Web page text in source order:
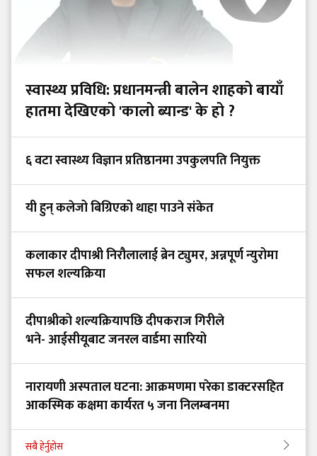
स्वास्थ्य प्रविधि: प्रधानमन्त्री बालेन शाहको बायाँ
हातमा देखिएको 'कालो ब्यान्ड' के हो ?
६ वटा स्वास्थ्य विज्ञान प्रतिष्ठानमा उपकुलपति नियुक्त
यी हुन् कलेजो बिग्रिएको थाहा पाउने संकेत
कलाकार दीपाश्री निरौलालाई ब्रेन ट्युमर, अन्नपूर्ण न्युरोमा
सफल शल्यक्रिया
दीपाश्रीको शल्यक्रियापछि दीपकराज गिरीले
भने- आईसीयूबाट जनरल वार्डमा सारियो
नारायणी अस्पताल घटना: आक्रमणमा परेका डाक्टरसहित
आकस्मिक कक्षमा कार्यरत ५ जना निलम्बनमा
सबै हेर्नुहोस